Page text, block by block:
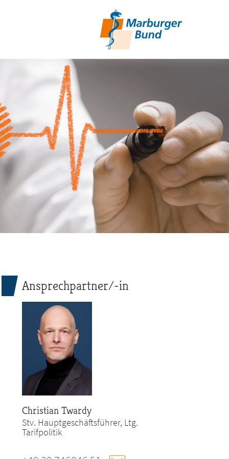
Ansprechpartner/-in
Christian Twardy
Stv. Hauptgeschäftsführer, Ltg.
Tarifpolitik